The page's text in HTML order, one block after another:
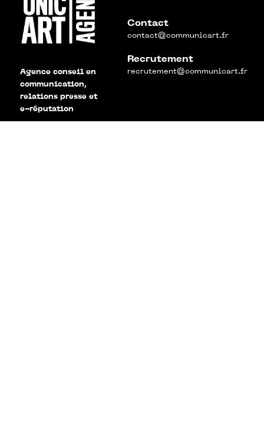
Agence conseil en
communication,
relations presse et
e-réputation
Contact
contact@communicart.fr
Recrutement
recrutement@communicart.fr